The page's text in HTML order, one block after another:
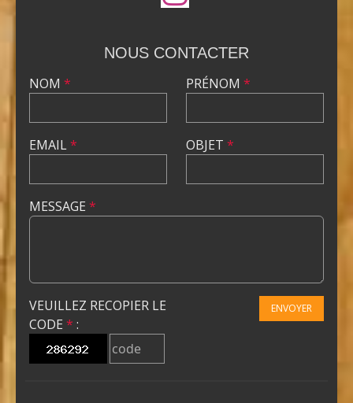
NOUS CONTACTER
NOM *
EMAIL*
PRÉNOM *
OBJET *
MESSAGE *
VEUILLEZ RECOPIER LE
CODE * :
ENVOYER